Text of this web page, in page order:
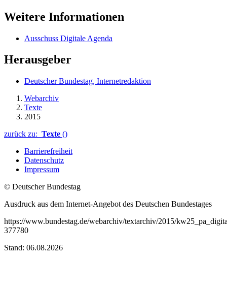
Weitere Informationen
Ausschuss Digitale Agenda
Herausgeber
Deutscher Bundestag, Internetredaktion
Webarchiv
Texte
2015
zurück zu: Texte ()
Barrierefreiheit
Datenschutz
Impressum
© Deutscher Bundestag
Ausdruck aus dem Internet-Angebot des Deutschen Bundestages
https://www.bundestag.de/webarchiv/textarchiv/2015/
377780
Stand: 06.08.2026